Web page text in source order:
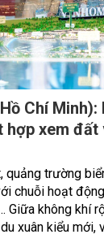
Chí
hợp xem
quảng trường
chuỗi hoạt
Giữa không khí
xuân kiểu mới,